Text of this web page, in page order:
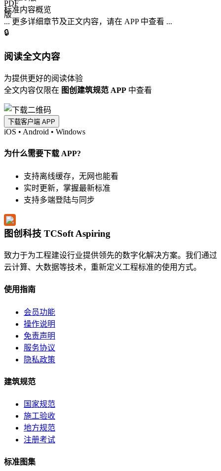
标准内容概览
... 更多详细章节及正文内容，请在 APP 中查看 ...
🔒
阅读全文内容
为提供更好的阅读体验
全文内容仅限在 图创建筑规范 APP 中查看
下载客户端 APP
iOS • Android • Windows
为什么需要下载 APP?
支持离线缓存，无网也能看
实时更新，掌握最新标准
支持多端登陆与同步
图创科技 TCSoft Aspiring
致力于为工程建设行业提供领先的数字化解决方案。我们通过
云计算、大数据等技术，重新定义工程标准的使用方式。
使用指南
会员功能
操作说明
免责声明
服务协议
隐私政策
建筑规范
国家规范
施工验收
地方规范
注册考试
标准图集